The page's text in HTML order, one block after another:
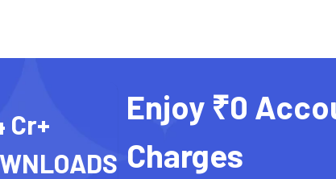
Cr+
Enjoy ₹0
Charges